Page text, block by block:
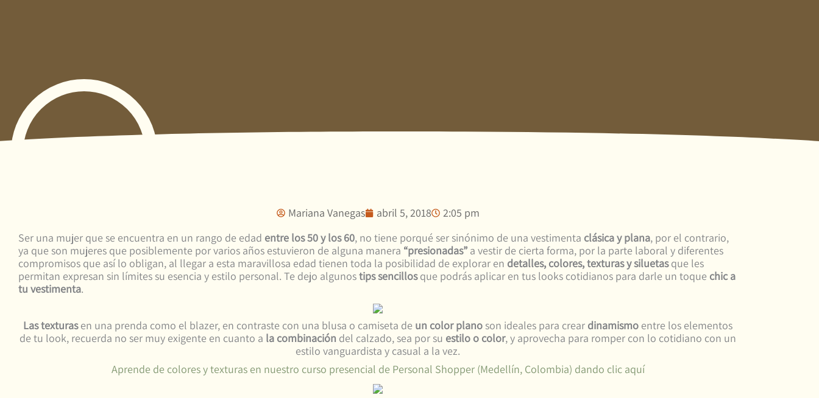
Mariana Vanegas abril 5, 2018
2:05 pm
Ser una mujer que se encuentra en un rango de edad entre los 50 y los 60, no tiene porqué ser sinónimo de una vestimenta clásica y plana, por el contrario,
ya que son mujeres que posiblemente por varios años estuvieron de alguna manera “presionadas” a vestir de cierta forma, por la parte laboral y diferentes
compromisos que así lo obligan, al llegar a esta maravillosa edad tienen toda la posibilidad de explorar en detalles, colores, texturas y siluetasque les
permitan expresan sin límites su esencia y estilo personal. Te dejo algunostips sencillosque podrás aplicar en tus looks cotidianos para darle un toque chic a
tu vestimenta.
Las texturasen una prenda como el blazer, en contraste con una blusa o camiseta de un color plano son ideales para crear dinamismo entre los elementos
de tu look, recuerda no ser muy exigente en cuanto a la combinación del calzado, sea por su estilo o color, y aprovecha para romper con lo cotidiano con un
estilo vanguardista y casual a la vez.
Aprende de colores y texturas en nuestro curso presencial de Personal Shopper (Medellín, Colombia) dando clic aquí